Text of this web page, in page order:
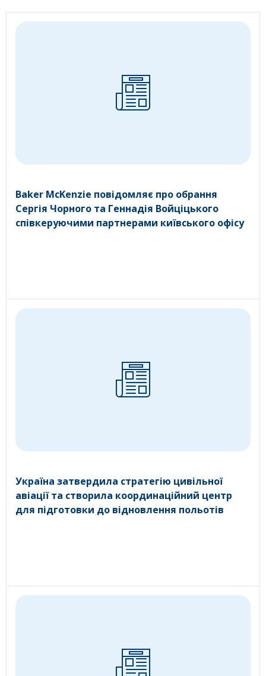
Baker McKenzie повідомляє про обрання
Сергія Чорного та Геннадія Войціцького
співкеруючими партнерами київського офісу
Україна затвердила стратегію цивільної
авіації та створила координаційний центр
для підготовки до відновлення польотів